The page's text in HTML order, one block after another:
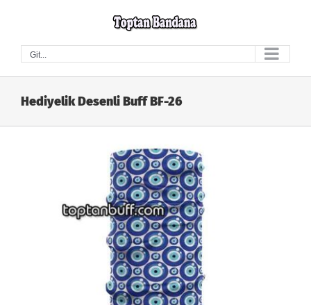
Git...
Hediyelik Desenli Buff BF-26